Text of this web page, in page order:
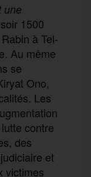
une
1500
à Tel-
. Au même
se
Ono,
Les
contre
des
et
victimes